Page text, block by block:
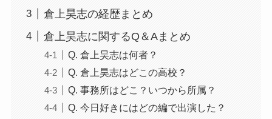
倉上昊志の経歴まとめ
倉上昊志に関するQ＆Aまとめ
Q. 倉上昊志は何者？
Q. 倉上昊志はどこの高校？
Q. 事務所はどこ？いつから所属？
Q. 今日好きにはどの編で出演した？